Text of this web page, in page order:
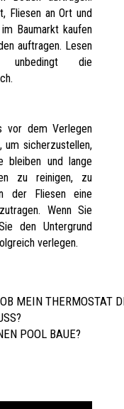
Fliesen an Ort und
Baumarkt kaufen
auftragen. Lesen
die
vor dem Verlegen
sicherzustellen,
bleiben und lange
zu reinigen, zu
der Fliesen eine
Wenn Sie
den Untergrund
verlegen.
MEIN THERMOSTAT
POOL BAUE?